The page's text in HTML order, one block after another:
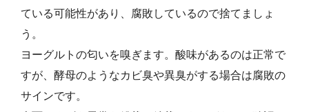
ている可能性があり、腐敗しているので捨てましょ
う。
ヨーグルトの匂いを嗅ぎます。酸味があるのは正常で
すが、酵母のようなカビ臭や異臭がする場合は腐敗の
サインです。